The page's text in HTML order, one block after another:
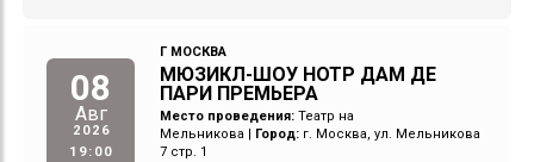
08
Авг
2026
19:00
Г МОСКВА
МЮЗИКЛ-ШОУ НОТР ДАМ ДЕ
ПАРИ ПРЕМЬЕРА
Место проведения: Театр на
Мельникова
Город: г. Москва, ул. Мельникова
7 стр. 1